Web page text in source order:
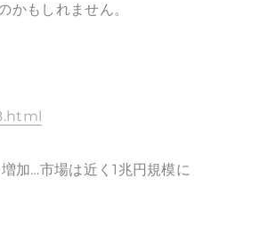
かもしれません。
加…市場は近く1兆円規模に